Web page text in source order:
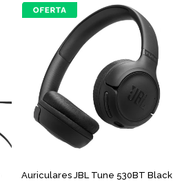
Auriculares JBL Tune 530BT Black